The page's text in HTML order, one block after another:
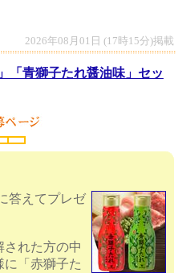
2026年08月01日 (17時15分)掲載
「青獅子たれ醤油味」セッ
答えてプレゼ
された方の中
に「赤獅子た